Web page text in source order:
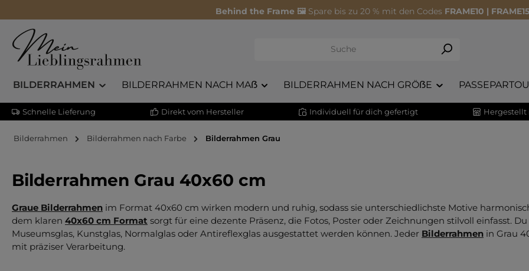
Behind the Frame 🖼️ Spare bis zu 20 % mit den Codes FRAME10 |
BILDERRAHMEN BILDERRAHMEN NACH MAẞ BILDERRAHMEN NACH GRÖẞE
Schnelle Lieferung Direkt vom Hersteller Individuell für dich gefertigt Hergestellt
Bilderrahmen Bilderrahmen nach Farbe Bilderrahmen Grau
Bilderrahmen Grau 40x60 cm
Graue Bilderrahmen im Format 40x60 cm wirken modern und ruhig, sodass sie unterschiedlichste Motive
dem klaren 40x60 cm Format sorgt für eine dezente Präsenz, die Fotos, Poster oder Zeichnungen stilvoll einfasst.
Museumsglas, Kunstglas, Normalglas oder Antireflexglas ausgestattet werden können. Jeder Bilderrahmen in Grau
mit präziser Verarbeitung.